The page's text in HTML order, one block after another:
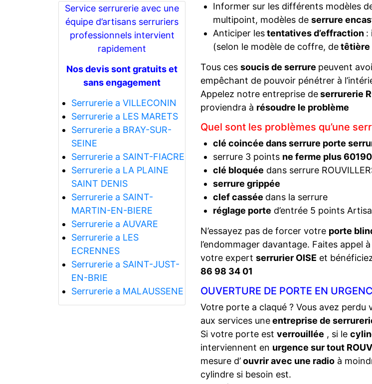
Service serrurerie avec une
équipe d’artisans serruriers
professionnels intervient
rapidement
Nos devis sont gratuits et
sans engagement
Serrurerie a VILLECONIN
Serrurerie a LES MARETS
Serrurerie a BRAY-SUR-
SEINE
Serrurerie a SAINT-FIACRE
Serrurerie a LA PLAINE
SAINT DENIS
Serrurerie a SAINT-
MARTIN-EN-BIERE
Serrurerie a AUVARE
Serrurerie a LES
ECRENNES
Serrurerie a SAINT-JUST-
EN-BRIE
Serrurerie a MALAUSSENE
Informer sur les différents modèles
multipoint, modèles de serrure
Anticiper lestentatives d’effraction :
(selon le modèle de coffre, detêtière
Tous ces soucis de serrure peuvent
empêchant de pouvoir pénétrer à
Appelez notre entreprise deserrurerie
proviendra à résoudre le problème
Quel sont les problèmes qu’une
clé coincée dans serrure porte
serrure 3 points ne ferme plus 60190
clé bloquée dans serrure
serrure grippée
clef cassée dans la serrure
réglage porte d’entrée 5 points
N’essayez pas de forcer votre porte
l’endommager davantage. Faites appel
votre expert serrurier OISE et
86 98 34 01
OUVERTURE DE PORTE EN
Votre porte a claqué ? Vous avez perdu
aux services uneentreprise de
Si votre porte est verrouillée , si le
interviennent en urgence sur tout
mesure d’ouvrir avec une radio à
cylindre si besoin est.